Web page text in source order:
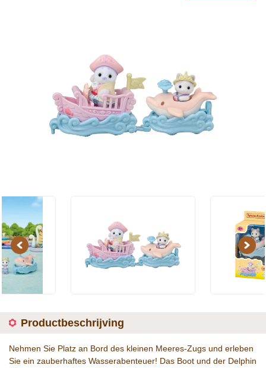
Previous Next
Productbeschrijving
Nehmen Sie Platz an Bord des kleinen Meeres-Zugs und erleben
Sie ein zauberhaftes Wasserabenteuer! Das Boot und der Delphin